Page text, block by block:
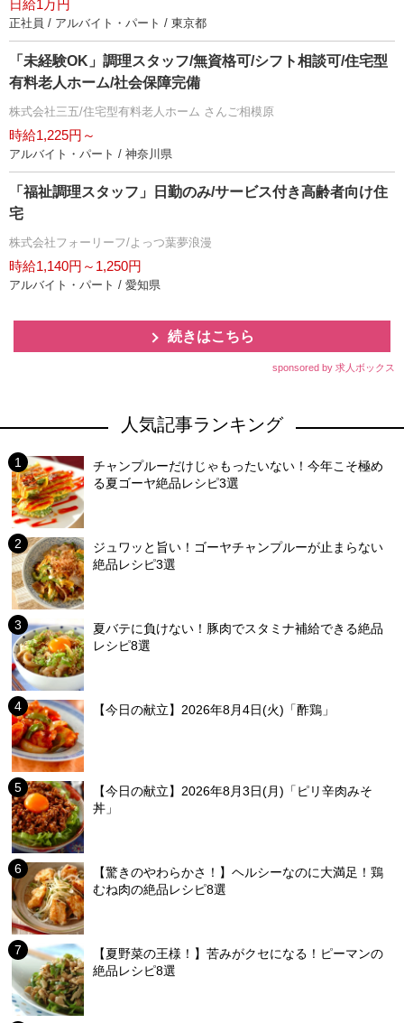
日給1万円
正社員 / アルバイト・パート / 東京都
「未経験OK」調理スタッフ/無資格可/シフト相談可/住宅型
有料老人ホーム/社会保障完備
株式会社三五/住宅型有料老人ホーム さんご相模原
時給1,225円～
アルバイト・パート / 神奈川県
「福祉調理スタッフ」日勤のみ/サービス付き高齢者向け住
宅
株式会社フォーリーフ/よっつ葉夢浪漫
時給1,140円～1,250円
アルバイト・パート / 愛知県
続きはこちら
sponsored by 求人ボックス
人気記事ランキング
チャンプルーだけじゃもったいない！今年こそ極め
る夏ゴーヤ絶品レシピ3選
ジュワッと旨い！ゴーヤチャンプルーが止まらない
絶品レシピ3選
夏バテに負けない！豚肉でスタミナ補給できる絶品
レシピ8選
【今日の献立】2026年8月4日(火)「酢鶏」
【今日の献立】2026年8月3日(月)「ピリ辛肉みそ
丼」
【驚きのやわらかさ！】ヘルシーなのに大満足！鶏
むね肉の絶品レシピ8選
【夏野菜の王様！】苦みがクセになる！ピーマンの
絶品レシピ8選